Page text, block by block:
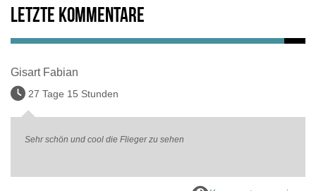
Letzte Kommentare
Gisart Fabian
27 Tage 15 Stunden
Sehr schön und cool die Flieger zu sehen